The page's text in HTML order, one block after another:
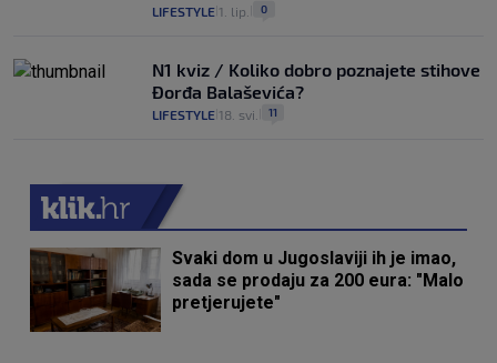
LIFESTYLE 1. lip. 0
N1 kviz / Koliko dobro poznajete stihove
Đorđa Balaševića?
LIFESTYLE 18. svi. 11
Svaki dom u Jugoslaviji ih je imao,
sada se prodaju za 200 eura: "Malo
pretjerujete"